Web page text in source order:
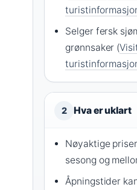
Selger fersk
grønnsaker (
2 Hva er uklart
Nøyaktige
sesong og
Åpningstider